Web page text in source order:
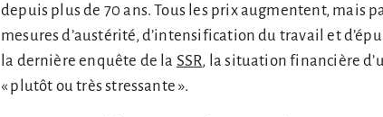
depuis plus de 70 ans. Tous les prix augmentent, mais
mesures d’austérité, d’intensification du travail et
la dernière enquête de la SSR, la situation financière
« plutôt ou très stressante ».